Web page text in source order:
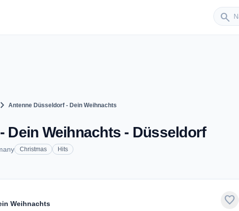
search
Sender
Antenne Düsseldorf - Dein Weihnachts
Dein Weihnachts - Düsseldorf
Christmas Hits
Weihnachts favorite